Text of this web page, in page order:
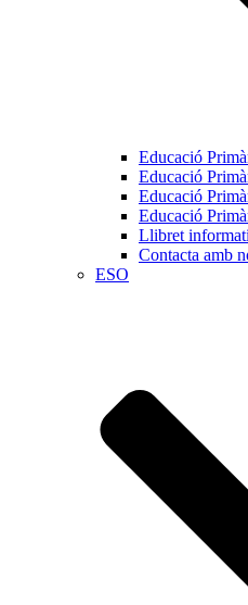
Educació
Educació
Educació
Educació
Llibret
Contacta amb
ESO